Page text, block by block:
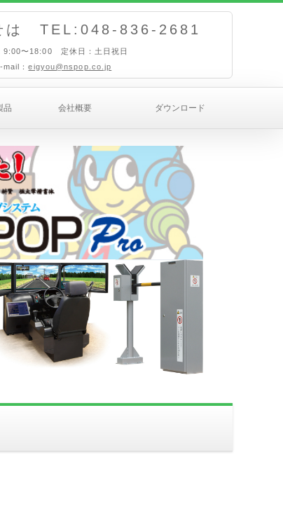
は TEL:048-836-2681
9:00〜18:00 定休日：土日祝日
mail：eigyou@nspop.co.jp
品 会社概要 ダウンロード